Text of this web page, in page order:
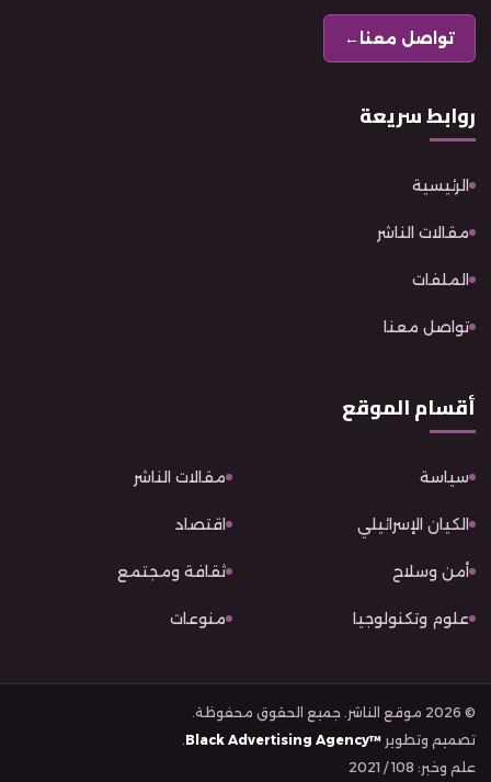
تواصل معنا ←
روابط سريعة
الرئيسية
مقالات الناشر
الملفات
تواصل معنا
أقسام الموقع
سياسة مقالات الناشر
الكيان الإسرائيلي اقتصاد
أمن وسلاح ثقافة ومجتمع
علوم وتكنولوجيا منوعات
© 2026 موقع الناشر. جميع الحقوق محفوظة.
تصميم وتطوير Black Advertising Agency™
.
علم وخبر: 108 / 2021